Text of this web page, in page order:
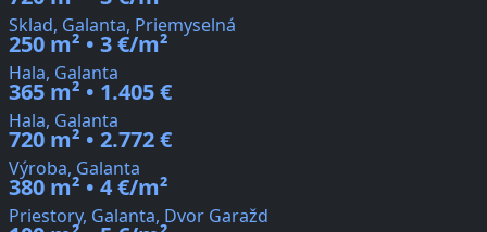
Sklad, Galanta, Priemyselná
250 m² • 3 €/m²
Hala, Galanta
365 m² • 1.405 €
Hala, Galanta
720 m² • 2.772 €
Výroba, Galanta
380 m² • 4 €/m²
Priestory, Galanta, Dvor Garažd